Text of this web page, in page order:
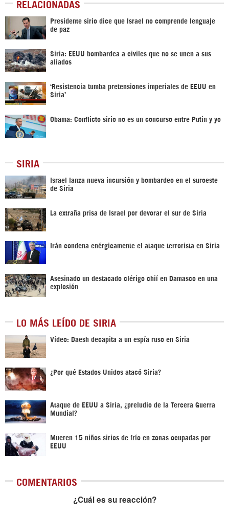
RELACIONADAS
Presidente sirio dice que Israel no comprende lenguaje
de paz
Siria: EEUU bombardea a civiles que no se unen a sus
aliados
‘Resistencia tumba pretensiones imperiales de EEUU en
Siria’
Obama: Conflicto sirio no es un concurso entre Putin y yo
SIRIA
Israel lanza nueva incursión y bombardeo en el suroeste
de Siria
La extraña prisa de Israel por devorar el sur de Siria
Irán condena enérgicamente el ataque terrorista en Siria
Asesinado un destacado clérigo chií en Damasco en una
explosión
LO MÁS LEÍDO DE SIRIA
Vídeo: Daesh decapita a un espía ruso en Siria
¿Por qué Estados Unidos atacó Siria?
Ataque de EEUU a Siria, ¿preludio de la Tercera Guerra
Mundial?
Mueren 15 niños sirios de frío en zonas ocupadas por
EEUU
COMENTARIOS